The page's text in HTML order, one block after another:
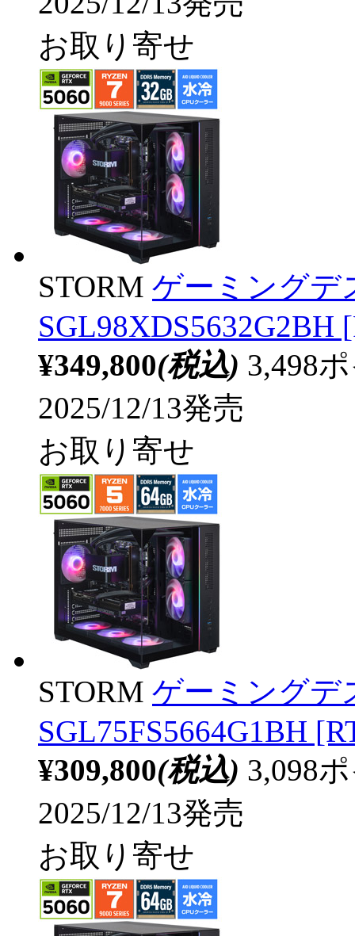
お取り寄せ
STORM ゲーミングデ
SGL98XDS5632G2BH
¥349,800(税込) 3,498
2025/12/13発売
お取り寄せ
STORM ゲーミングデ
SGL75FS5664G1BH
¥309,800(税込) 3,098
2025/12/13発売
お取り寄せ